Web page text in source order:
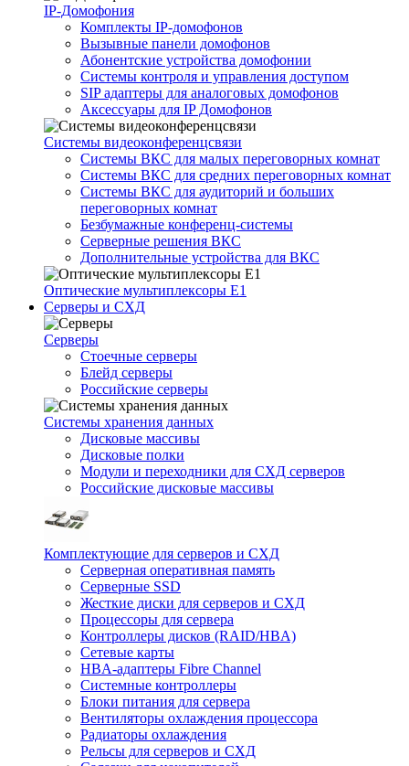
IP-Домофония
Комплекты IP-домофонов
Вызывные панели домофонов
Абонентские устройства домофонии
Системы контроля и управления доступом
SIP адаптеры для аналоговых домофонов
Аксессуары для IP Домофонов
Системы видеоконференцсвязи
Системы ВКС для малых переговорных комнат
Системы ВКС для средних переговорных комнат
Системы ВКС для аудиторий и больших
переговорных комнат
Безбумажные конференц-системы
Серверные решения ВКС
Дополнительные устройства для ВКС
Оптические мультиплексоры Е1
Серверы и СХД
Серверы
Стоечные серверы
Блейд серверы
Российские серверы
Системы хранения данных
Дисковые массивы
Дисковые полки
Модули и переходники для СХД серверов
Российские дисковые массивы
Комплектующие для серверов и СХД
Серверная оперативная память
Серверные SSD
Жесткие диски для серверов и СХД
Процессоры для сервера
Контроллеры дисков (RAID/HBA)
Сетевые карты
HBA-адаптеры Fibre Channel
Системные контроллеры
Блоки питания для сервера
Вентиляторы охлаждения процессора
Радиаторы охлаждения
Рельсы для серверов и СХД